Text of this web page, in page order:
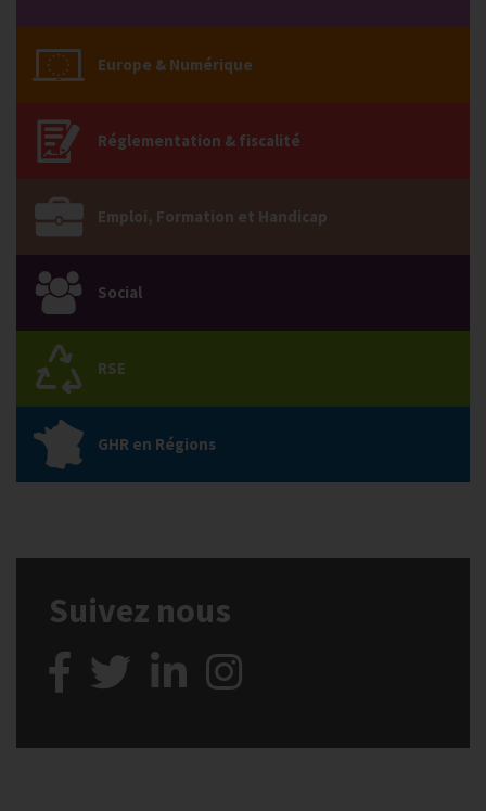
Europe & Numérique
Réglementation & fiscalité
Emploi, Formation et Handicap
Social
RSE
GHR en Régions
Suivez nous